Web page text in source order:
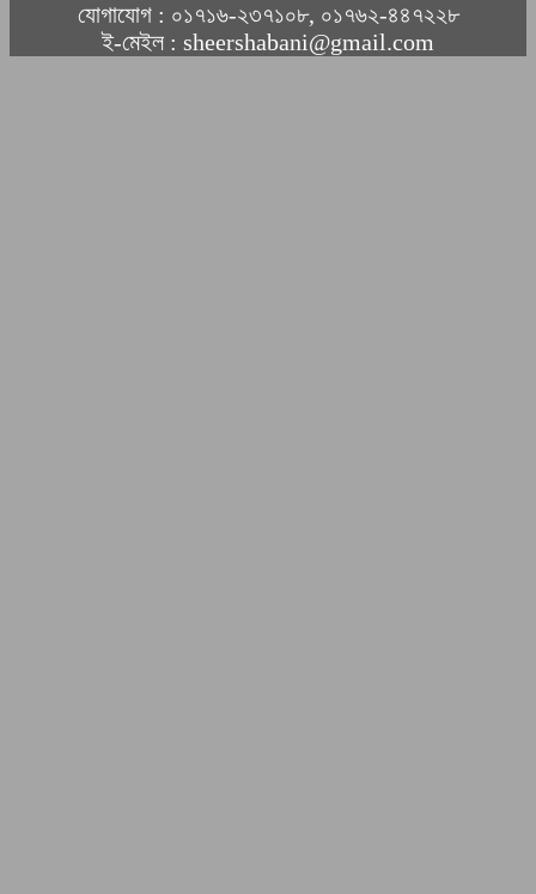
যোগাযোগ : ০১৭১৬-২৩৭১০৮, ০১৭৬২-৪৪৭২২৮
ই-মেইল : sheershabani@gmail.com